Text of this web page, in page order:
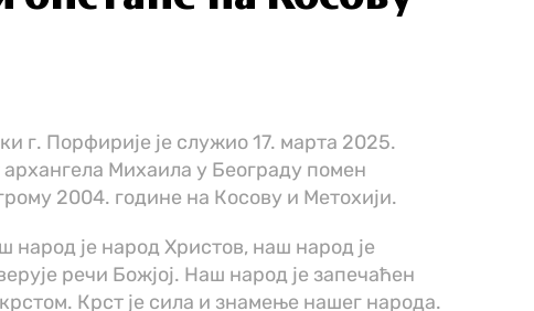
г. Порфирије jе служиo 17. марта 2025.
Михаила у Београду помен
2004. године на Косову и Метохији.
народ је народ Христов, наш народ је
речи Божјој. Наш народ је запечаћен
Крст је сила и знамење нашег народа.